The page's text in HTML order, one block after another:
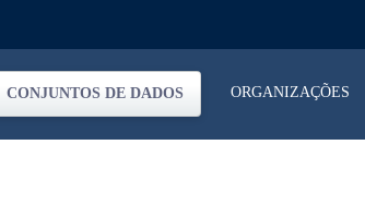
CONJUNTOS DE DADOS ORGANIZAÇÕES